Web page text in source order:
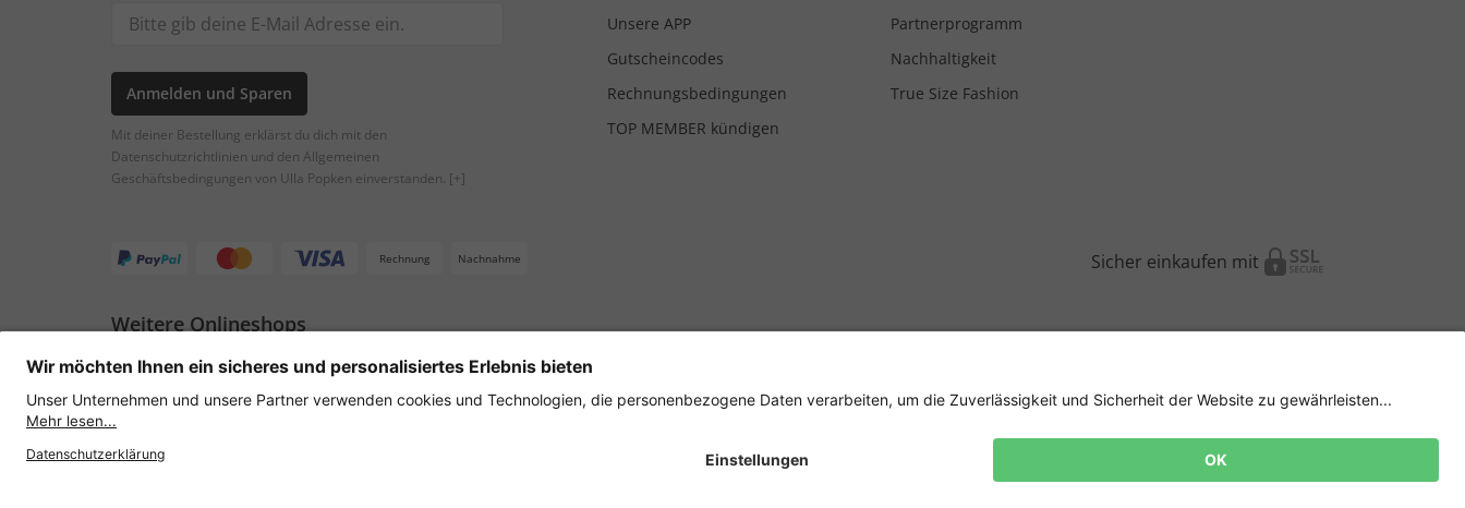
Anmelden und Sparen
Mit deiner Bestellung erklärst du dich mit den
Datenschutzrichtlinien und den Allgemeinen
Geschäftsbedingungen von Ulla Popken einverstanden. [+]
Unsere APP
Gutscheincodes
Rechnungsbedingungen
TOP MEMBER kündigen
Partnerprogramm
Nachhaltigkeit
True Size Fashion
Rechnung Nachnahme Sicher einkaufen mit
Weitere Onlineshops
Österreich